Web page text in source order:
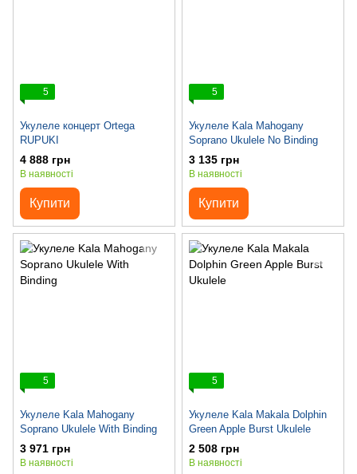
5
Укулеле концерт Ortega
RUPUKI
4 888 грн
В наявності
Купити
5
Укулеле Kala Mahogany
Soprano Ukulele No Binding
3 135 грн
В наявності
Купити
5
Укулеле Kala Mahogany
Soprano Ukulele With Binding
3 971 грн
В наявності
5
Укулеле Kala Makala Dolphin
Green Apple Burst Ukulele
2 508 грн
В наявності